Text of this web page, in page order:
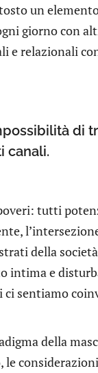
un
giorno con
e relazionali
di
canali.
tutti
della
intima e
ci sentiamo
della
le